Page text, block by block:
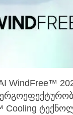
WindFree™
Cooling